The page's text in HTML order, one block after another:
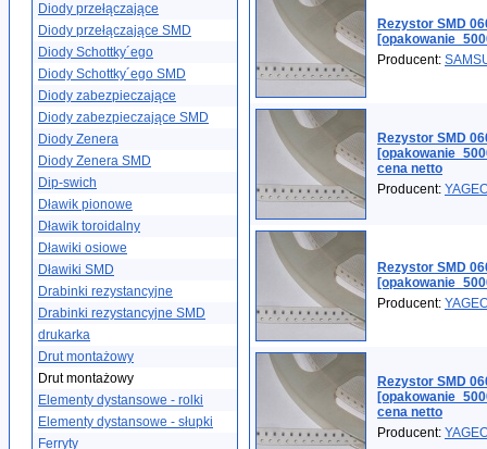
Diody przełączające
Diody przełączające SMD
Diody Schottky´ego
Diody Schottky´ego SMD
Diody zabezpieczające
Diody zabezpieczające SMD
Diody Zenera
Diody Zenera SMD
Dip-swich
Dławik pionowe
Dławik toroidalny
Dławiki osiowe
Dławiki SMD
Drabinki rezystancyjne
Drabinki rezystancyjne SMD
drukarka
Drut montażowy
Drut montażowy
Elementy dystansowe - rolki
Elementy dystansowe - słupki
Ferryty
Rezystor SMD
Producent:
Rezystor SMD
cena netto
Producent:
Rezystor SMD
Producent:
Rezystor SMD
cena netto
Producent: